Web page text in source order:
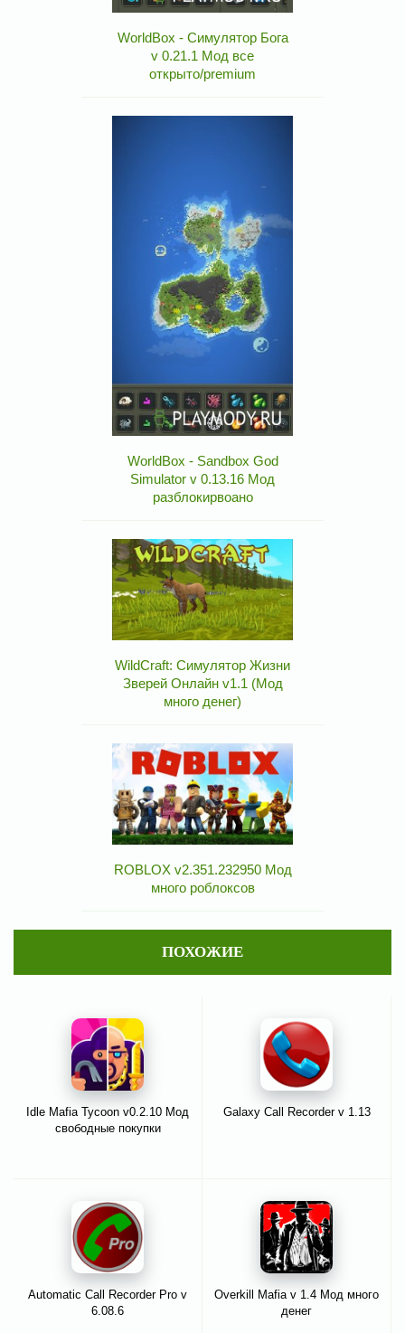
WorldBox - Симулятор Бога
v 0.21.1 Мод все
открыто/premium
WorldBox - Sandbox God
Simulator v 0.13.16 Мод
разблокирвоано
WildCraft: Симулятор Жизни
Зверей Онлайн v1.1 (Мод
много денег)
ROBLOX v2.351.232950 Мод
много роблоксов
ПОХОЖИЕ
Idle Mafia Tycoon v0.2.10 Мод
свободные покупки
Galaxy Call Recorder v 1.13
Automatic Call Recorder Pro v
6.08.6
Overkill Mafia v 1.4 Мод много
денег